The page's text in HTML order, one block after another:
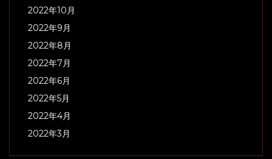
2022年10月
2022年9月
2022年8月
2022年7月
2022年6月
2022年5月
2022年4月
2022年3月